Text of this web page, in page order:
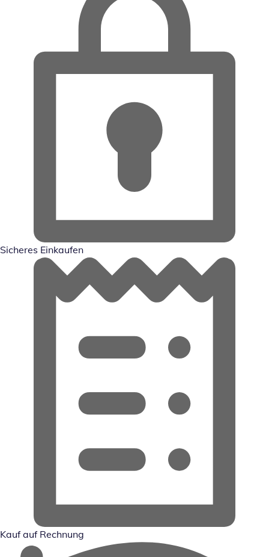
Sicheres Einkaufen
Kauf auf Rechnung